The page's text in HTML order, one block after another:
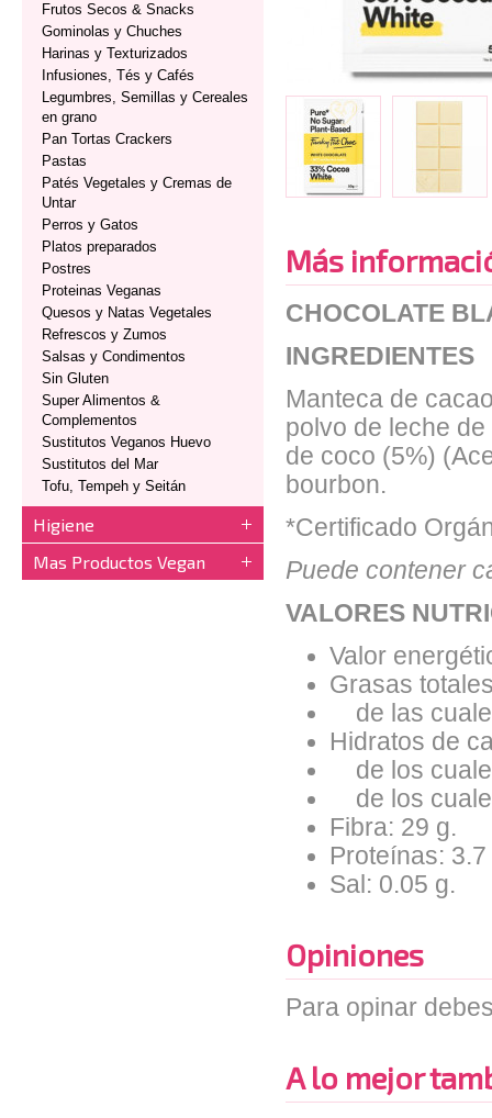
Frutos Secos & Snacks
Gominolas y Chuches
Harinas y Texturizados
Infusiones, Tés y Cafés
Legumbres, Semillas y Cereales
en grano
Pan Tortas Crackers
Pastas
Patés Vegetales y Cremas de
Untar
Perros y Gatos
Platos preparados
Postres
Proteinas Veganas
Quesos y Natas Vegetales
Refrescos y Zumos
Salsas y Condimentos
Sin Gluten
Super Alimentos &
Complementos
Sustitutos Veganos Huevo
Sustitutos del Mar
Tofu, Tempeh y Seitán
Higiene
Mas Productos Vegan
Más
CHOCOLATE
INGREDIENTES
Manteca de
polvo de leche
de coco (5%)
bourbon.
*Certificado
Puede contener
VALORES
Valor
Grasas
de las
Hidratos de
de los
de los
Fibra: 29 g.
Proteínas: 3.7
Sal: 0.05 g.
Opiniones
Para opinar
A lo mejor